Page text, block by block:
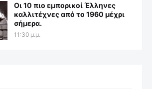
Οι 10 πιο εμπορικοί Έλληνες
καλλιτέχνες από το 1960 μέχρι
σήμερα.
11:30 μ.μ.